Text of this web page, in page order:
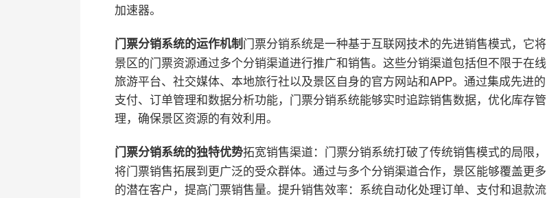
加速器。
门票分销系统的运作机制门票分销系统是一种基于互联网技术的先进销售模式，它将
景区的门票资源通过多个分销渠道进行推广和销售。这些分销渠道包括但不限于在线
旅游平台、社交媒体、本地旅行社以及景区自身的官方网站和APP。通过集成先进的
支付、订单管理和数据分析功能，门票分销系统能够实时追踪销售数据，优化库存管
理，确保景区资源的有效利用。
门票分销系统的独特优势拓宽销售渠道：门票分销系统打破了传统销售模式的局限，
将门票销售拓展到更广泛的受众群体。通过与多个分销渠道合作，景区能够覆盖更多
的潜在客户，提高门票销售量。 提升销售效率：系统自动化处理订单、支付和退款流